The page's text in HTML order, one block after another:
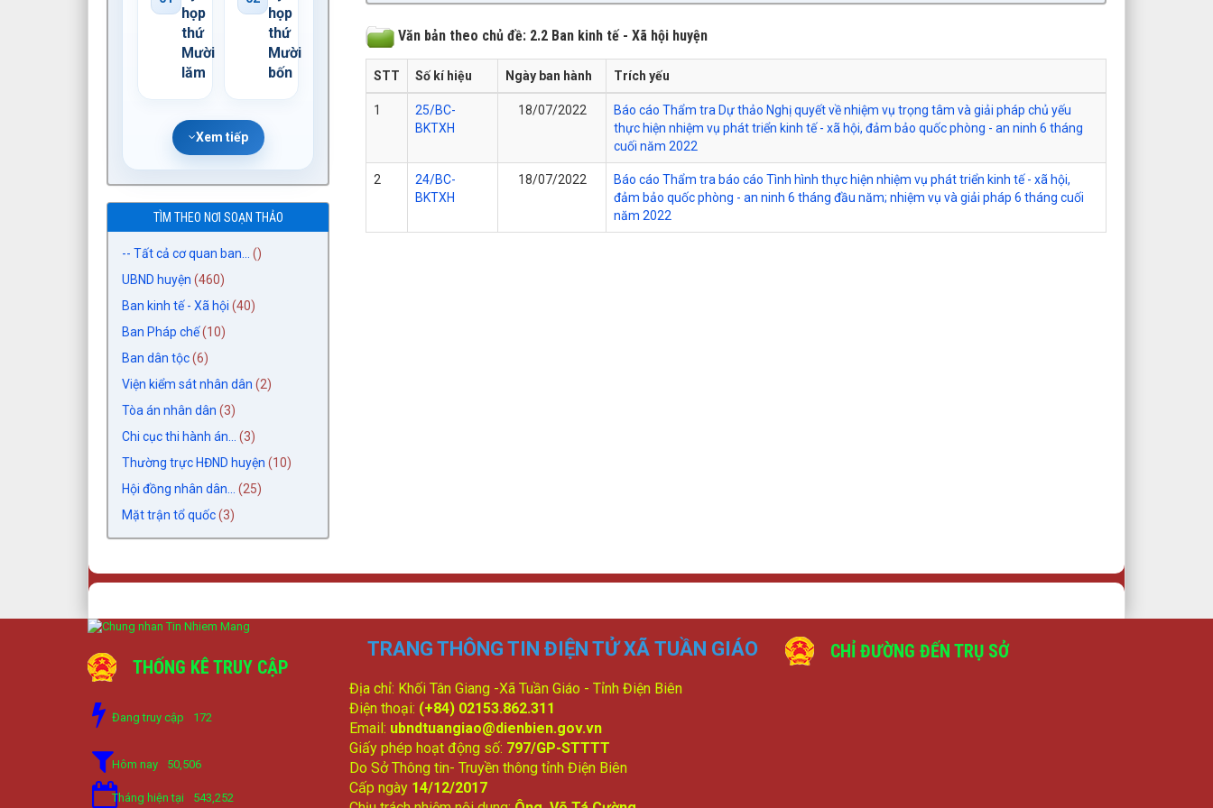
họp
thứ
Mười
lăm
họp
thứ
Mười
bốn
Xem tiếp
TÌM THEO NƠI SOẠN THẢO
-- Tất cả cơ quan ban...
()
UBND huyện (460)
Ban kinh tế - Xã hội (40)
Ban Pháp chế(10)
Ban dân tộc(6)
Viện kiểm sát nhân dân (2)
Tòa án nhân dân (3)
Chi cục thi hành án...
(3)
Thường trực HĐND huyện (10)
Hội đồng nhân dân...
(25)
Mặt trận tổ quốc(3)
Văn bản theo chủ đề: 2.2 Ban kinh tế - Xã hội huyện
STT Số kí hiệu Ngày ban hành Trích yếu
1
25/BC-
BKTXH
18/07/2022
Báo cáo Thẩm tra Dự thảo Nghị quyết về nhiệm vụ trọng tâm và giải pháp chủ yếu
thực hiện nhiệm vụ phát triển kinh tế - xã hội, đảm bảo quốc phòng - an ninh 6 tháng
cuối năm 2022
2
24/BC-
BKTXH
18/07/2022
Báo cáo Thẩm tra báo cáo Tình hình thực hiện nhiệm vụ phát triển kinh tế - xã hội,
đảm bảo quốc phòng - an ninh 6 tháng đầu năm; nhiệm vụ và giải pháp 6 tháng cuối
năm 2022
THỐNG KÊ TRUY CẬP
Đang truy cập 172
Hôm nay 50,506
Tháng hiện tại 543,252
TRANG THÔNG TIN ĐIỆN TỬ XÃ TUẦN GIÁO
Địa chỉ: Khối Tân Giang -Xã Tuần Giáo - Tỉnh Điện Biên
Điện thoại: (+84) 02153.862.311
Email: ubndtuangiao@dienbien.gov.vn
Giấy phép hoạt động số: 797/GP-STTTT
Do Sở Thông tin- Truyền thông tỉnh Điện Biên
Cấp ngày 14/12/2017
CHỈ ĐƯỜNG ĐẾN TRỤ SỞ